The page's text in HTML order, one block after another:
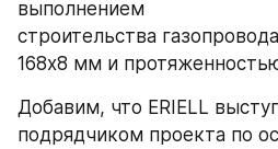
выполнением
строительства
168х8 мм и
Добавим, что ERIELL
подрядчиком проекта по